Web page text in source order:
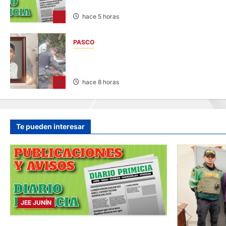
1 hace 5 horas
3
PASCO
hace 8 horas
Te pueden interesar
JEE JUNÍN